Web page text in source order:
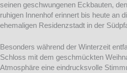
seinen geschwungenen Eckbauten,
ruhigen Innenhof erinnert bis heute an
ehemaligen Residenzstadt in der
Besonders während der Winterzeit
Schloss mit dem geschmückten
Atmosphäre eine eindrucksvolle